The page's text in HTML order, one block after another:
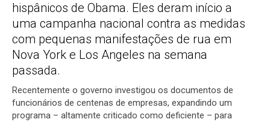
hispânicos de Obama. Eles deram início a
uma campanha nacional contra as medidas
com pequenas manifestações de rua em
Nova York e Los Angeles na semana
passada.
Recentemente o governo investigou os documentos de
funcionários de centenas de empresas, expandindo um
programa – altamente criticado como deficiente – para